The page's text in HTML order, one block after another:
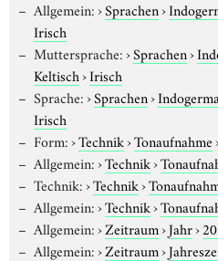
Allgemein:›Sprachen›
Irisch
Muttersprache:›Sprachen›
Keltisch›Irisch
Sprache:›Sprachen›
Irisch
Form:›Technik›Tonaufnahme
Allgemein:›Technik›
Technik:›Technik›
Allgemein:›Technik›
Allgemein:›Zeitraum›Jahr›
Allgemein:›Zeitraum›